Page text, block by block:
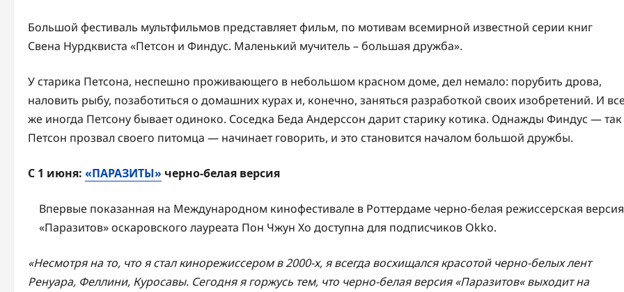
Большой фестиваль мультфильмов представляет фильм, по мотивам всемирной известной серии книг
Свена Нурдквиста «Петсон и Финдус. Маленький мучитель – большая дружба».
У старика Петсона, неспешно проживающего в небольшом красном доме, дел немало: порубить дрова,
наловить рыбу, позаботиться о домашних курах и, конечно, заняться разработкой своих изобретений. И
же иногда Петсону бывает одиноко. Соседка Беда Андерссон дарит старику котика. Однажды Финдус — так
Петсон прозвал своего питомца — начинает говорить, и это становится началом большой дружбы.
С 1 июня: «ПАРАЗИТЫ» черно-белая версия
Впервые показанная на Международном кинофестивале в Роттердаме черно-белая режиссерская версия
«Паразитов» оскаровского лауреата Пон Чжун Хо доступна для подписчиков Okko.
«Несмотря на то, что я стал кинорежиссером в 2000-х, я всегда восхищался красотой черно-белых лент
Ренуара, Феллини, Куросавы. Сегодня я горжусь тем, что черно-белая версия«Паразитов«выходит на